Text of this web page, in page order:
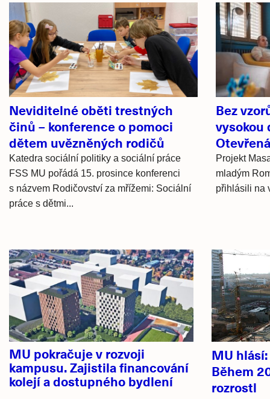
Související
články
Neviditelné oběti trestných
činů – konference o pomoci
dětem uvězněných rodičů
Katedra sociální politiky a sociální práce
FSS MU pořádá 15. prosince konferenci
s názvem Rodičovství za mřížemi: Sociální
práce s dětmi...
Bez
vysokou
Projekt
mladým
přihlásili na
Hlavní
novinky
MU pokračuje v rozvoji
kampusu. Zajistila financování
kolejí a dostupného bydlení
MU
Během
rozrostl